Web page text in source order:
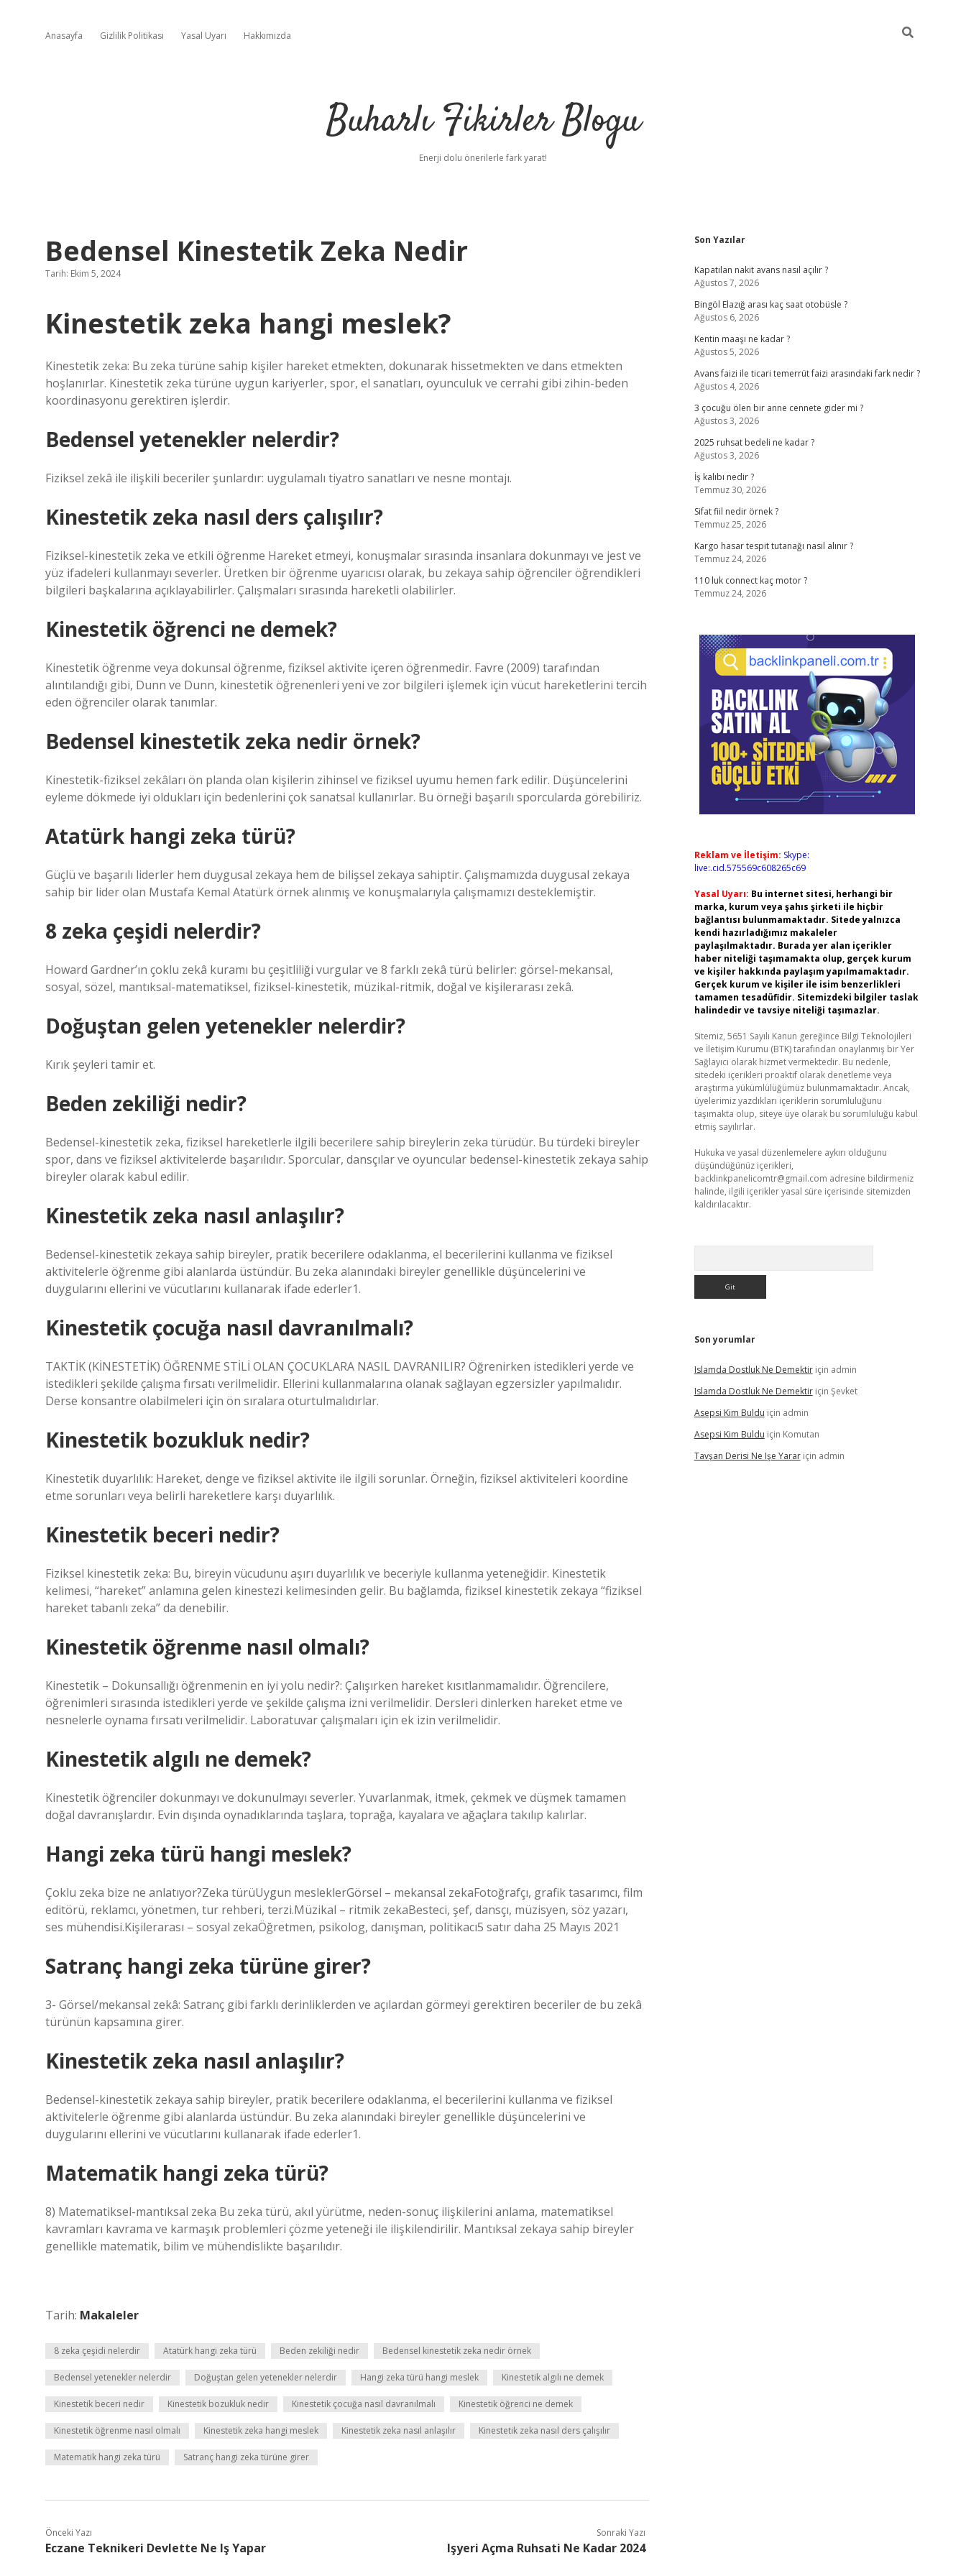
Anasayfa Gizlilik Politikası Yasal Uyarı Hakkımızda
Buharlı Fikirler Blogu
Enerji dolu önerilerle fark yarat!
Bedensel Kinestetik Zeka Nedir
Tarih: Ekim 5, 2024
Kinestetik zeka hangi meslek?
Kinestetik zeka: Bu zeka türüne sahip kişiler hareket etmekten, dokunarak hissetmekten ve dans etmekten
hoşlanırlar. Kinestetik zeka türüne uygun kariyerler, spor, el sanatları, oyunculuk ve cerrahi gibi zihin-beden
koordinasyonu gerektiren işlerdir.
Bedensel yetenekler nelerdir?
Fiziksel zekâ ile ilişkili beceriler şunlardır: uygulamalı tiyatro sanatları ve nesne montajı.
Kinestetik zeka nasıl ders çalışılır?
Fiziksel-kinestetik zeka ve etkili öğrenme Hareket etmeyi, konuşmalar sırasında insanlara dokunmayı ve jest ve
yüz ifadeleri kullanmayı severler. Üretken bir öğrenme uyarıcısı olarak, bu zekaya sahip öğrenciler öğrendikleri
bilgileri başkalarına açıklayabilirler. Çalışmaları sırasında hareketli olabilirler.
Kinestetik öğrenci ne demek?
Kinestetik öğrenme veya dokunsal öğrenme, fiziksel aktivite içeren öğrenmedir. Favre (2009) tarafından
alıntılandığı gibi, Dunn ve Dunn, kinestetik öğrenenleri yeni ve zor bilgileri işlemek için vücut hareketlerini tercih
eden öğrenciler olarak tanımlar.
Bedensel kinestetik zeka nedir örnek?
Kinestetik-fiziksel zekâları ön planda olan kişilerin zihinsel ve fiziksel uyumu hemen fark edilir. Düşüncelerini
eyleme dökmede iyi oldukları için bedenlerini çok sanatsal kullanırlar. Bu örneği başarılı sporcularda görebiliriz.
Atatürk hangi zeka türü?
Güçlü ve başarılı liderler hem duygusal zekaya hem de bilişsel zekaya sahiptir. Çalışmamızda duygusal zekaya
sahip bir lider olan Mustafa Kemal Atatürk örnek alınmış ve konuşmalarıyla çalışmamızı desteklemiştir.
8 zeka çeşidi nelerdir?
Howard Gardner’ın çoklu zekâ kuramı bu çeşitliliği vurgular ve 8 farklı zekâ türü belirler: görsel-mekansal,
sosyal, sözel, mantıksal-matematiksel, fiziksel-kinestetik, müzikal-ritmik, doğal ve kişilerarası zekâ.
Doğuştan gelen yetenekler nelerdir?
Kırık şeyleri tamir et.
Beden zekiliği nedir?
Bedensel-kinestetik zeka, fiziksel hareketlerle ilgili becerilere sahip bireylerin zeka türüdür. Bu türdeki bireyler
spor, dans ve fiziksel aktivitelerde başarılıdır. Sporcular, dansçılar ve oyuncular bedensel-kinestetik zekaya sahip
bireyler olarak kabul edilir.
Kinestetik zeka nasıl anlaşılır?
Bedensel-kinestetik zekaya sahip bireyler, pratik becerilere odaklanma, el becerilerini kullanma ve fiziksel
aktivitelerle öğrenme gibi alanlarda üstündür. Bu zeka alanındaki bireyler genellikle düşüncelerini ve
duygularını ellerini ve vücutlarını kullanarak ifade ederler1.
Kinestetik çocuğa nasıl davranılmalı?
TAKTİK (KİNESTETİK) ÖĞRENME STİLİ OLAN ÇOCUKLARA NASIL DAVRANILIR? Öğrenirken istedikleri yerde ve
istedikleri şekilde çalışma fırsatı verilmelidir. Ellerini kullanmalarına olanak sağlayan egzersizler yapılmalıdır.
Derse konsantre olabilmeleri için ön sıralara oturtulmalıdırlar.
Kinestetik bozukluk nedir?
Kinestetik duyarlılık: Hareket, denge ve fiziksel aktivite ile ilgili sorunlar. Örneğin, fiziksel aktiviteleri koordine
etme sorunları veya belirli hareketlere karşı duyarlılık.
Kinestetik beceri nedir?
Fiziksel kinestetik zeka: Bu, bireyin vücudunu aşırı duyarlılık ve beceriyle kullanma yeteneğidir. Kinestetik
kelimesi, “hareket” anlamına gelen kinestezi kelimesinden gelir. Bu bağlamda, fiziksel kinestetik zekaya “fiziksel
hareket tabanlı zeka” da denebilir.
Kinestetik öğrenme nasıl olmalı?
Kinestetik – Dokunsallığı öğrenmenin en iyi yolu nedir?: Çalışırken hareket kısıtlanmamalıdır. Öğrencilere,
öğrenimleri sırasında istedikleri yerde ve şekilde çalışma izni verilmelidir. Dersleri dinlerken hareket etme ve
nesnelerle oynama fırsatı verilmelidir. Laboratuvar çalışmaları için ek izin verilmelidir.
Kinestetik algılı ne demek?
Kinestetik öğrenciler dokunmayı ve dokunulmayı severler. Yuvarlanmak, itmek, çekmek ve düşmek tamamen
doğal davranışlardır. Evin dışında oynadıklarında taşlara, toprağa, kayalara ve ağaçlara takılıp kalırlar.
Hangi zeka türü hangi meslek?
Çoklu zeka bize ne anlatıyor?Zeka türüUygun mesleklerGörsel – mekansal zekaFotoğrafçı, grafik tasarımcı, film
editörü, reklamcı, yönetmen, tur rehberi, terzi.Müzikal – ritmik zekaBesteci, şef, dansçı, müzisyen, söz yazarı,
ses mühendisi.Kişilerarası – sosyal zekaÖğretmen, psikolog, danışman, politikacı5 satır daha 25 Mayıs 2021
Satranç hangi zeka türüne girer?
3- Görsel/mekansal zekâ: Satranç gibi farklı derinliklerden ve açılardan görmeyi gerektiren beceriler de bu zekâ
türünün kapsamına girer.
Kinestetik zeka nasıl anlaşılır?
Bedensel-kinestetik zekaya sahip bireyler, pratik becerilere odaklanma, el becerilerini kullanma ve fiziksel
aktivitelerle öğrenme gibi alanlarda üstündür. Bu zeka alanındaki bireyler genellikle düşüncelerini ve
duygularını ellerini ve vücutlarını kullanarak ifade ederler1.
Matematik hangi zeka türü?
8) Matematiksel-mantıksal zeka Bu zeka türü, akıl yürütme, neden-sonuç ilişkilerini anlama, matematiksel
kavramları kavrama ve karmaşık problemleri çözme yeteneği ile ilişkilendirilir. Mantıksal zekaya sahip bireyler
genellikle matematik, bilim ve mühendislikte başarılıdır.
Tarih: Makaleler
8 zeka çeşidi nelerdir Atatürk hangi zeka türü Beden zekiliği nedir Bedensel kinestetik zeka nedir örnek
Bedensel yetenekler nelerdir Doğuştan gelen yetenekler nelerdir Hangi zeka türü hangi meslek Kinestetik algılı ne demek
Kinestetik beceri nedir Kinestetik bozukluk nedir Kinestetik çocuğa nasıl davranılmalı Kinestetik öğrenci ne demek
Kinestetik öğrenme nasıl olmalı Kinestetik zeka hangi meslek Kinestetik zeka nasıl anlaşılır Kinestetik zeka nasıl ders çalışılır
Matematik hangi zeka türü Satranç hangi zeka türüne girer
Önceki Yazı
Eczane Teknikeri Devlette Ne Iş Yapar
Sonraki Yazı
Işyeri Açma Ruhsati Ne Kadar 2024
Sidebar
Son Yazılar
Kapatılan nakit avans nasıl açılır ?
Ağustos 7, 2026
Bingöl Elazığ arası kaç saat otobüsle ?
Ağustos 6, 2026
Kentin maaşı ne kadar ?
Ağustos 5, 2026
Avans faizi ile ticari temerrüt faizi arasındaki fark nedir ?
Ağustos 4, 2026
3 çocuğu ölen bir anne cennete gider mi ?
Ağustos 3, 2026
2025 ruhsat bedeli ne kadar ?
Ağustos 3, 2026
İş kalıbı nedir ?
Temmuz 30, 2026
Sifat fiil nedir örnek ?
Temmuz 25, 2026
Kargo hasar tespit tutanağı nasıl alınır ?
Temmuz 24, 2026
110 luk connect kaç motor ?
Temmuz 24, 2026
Reklam ve İletişim: Skype:
live:.cid.575569c608265c69
Yasal Uyarı: Bu internet sitesi, herhangi bir
marka, kurum veya şahıs şirketi ile hiçbir
bağlantısı bulunmamaktadır. Sitede yalnızca
kendi hazırladığımız makaleler
paylaşılmaktadır. Burada yer alan içerikler
haber niteliği taşımamakta olup, gerçek kurum
ve kişiler hakkında paylaşım yapılmamaktadır.
Gerçek kurum ve kişiler ile isim benzerlikleri
tamamen tesadüfidir. Sitemizdeki bilgiler taslak
halindedir ve tavsiye niteliği taşımazlar.
Sitemiz, 5651 Sayılı Kanun gereğince Bilgi Teknolojileri
ve İletişim Kurumu (BTK) tarafından onaylanmış bir Yer
Sağlayıcı olarak hizmet vermektedir. Bu nedenle,
sitedeki içerikleri proaktif olarak denetleme veya
araştırma yükümlülüğümüz bulunmamaktadır. Ancak,
üyelerimiz yazdıkları içeriklerin sorumluluğunu
taşımakta olup, siteye üye olarak bu sorumluluğu kabul
etmiş sayılırlar.
Hukuka ve yasal düzenlemelere aykırı olduğunu
düşündüğünüz içerikleri,
backlinkpanelicomtr@gmail.com adresine bildirmeniz
halinde, ilgili içerikler yasal süre içerisinde sitemizden
kaldırılacaktır.
Son yorumlar
Islamda Dostluk Ne Demektiriçin admin
Islamda Dostluk Ne Demektiriçin Şevket
Asepsi Kim Buldu için admin
Asepsi Kim Buldu için Komutan
Tavşan Derisi Ne Işe Yarariçin admin